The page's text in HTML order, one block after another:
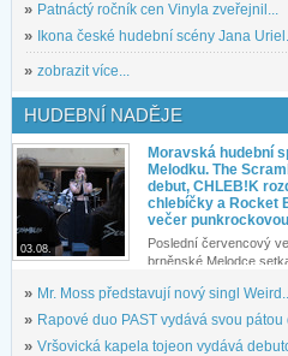
» Patnáctý ročník cen Vinyla zveřejnil...
»
Ikona české hudební scény Jana
» zobrazit více...
HUDEBNÍ NADĚJE
03.08.
Moravská hudební
Melodku. The
debut, CHLEB!K
chlebíčky a Rocket
večer
Poslední červencový
brněnské Melodce
» Mr. Moss představují nový singl Weird...
» Rapové duo PAST vydává svou pátou
» Vršovická kapela tojeon vydává